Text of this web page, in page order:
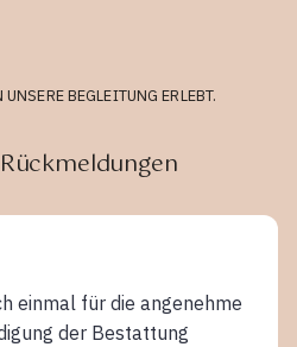
BEGLEITUNG ERLEBT.
einmal für die angenehme
der Bestattung